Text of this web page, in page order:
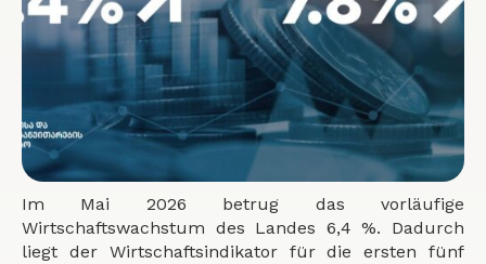
Im Mai 2026 betrug das vorläufige
Wirtschaftswachstum des Landes 6,4 %. Dadurch
liegt der Wirtschaftsindikator für die ersten fünf